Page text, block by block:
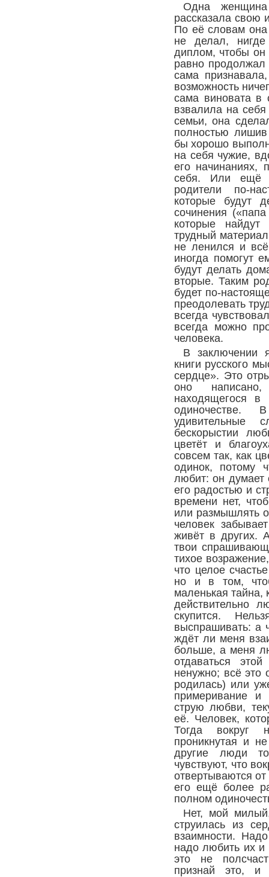
Одна
рассказала свою
По её словам она
не делал,
диплом, чтобы он
равно
сама
возможность
сама виновата в
взвалила на
семьи, она
полностью
бы хорошо
на себя чужие,
его начинаниях,
себя. Или ещё
родители по-
которые будут
сочинения
которые
трудный
не ленился и
иногда помогут
будут делать
вторые. Таким
будет по-
преодолевать
всегда
всегда можно
человека.
В заключении
книги русского
сердце». Это
оно
находящегося
одиночестве.
удивительные
бескорыстии
цветёт и
совсем так, как
одинок, потому
любит: он думает
его радостью и
времени нет,
или размышлять
человек
живёт в других.
твои
тихое
что целое
но и в том,
маленькая тайна,
действительно
скупится.
выспрашивать: а
ждёт ли меня
больше, а меня
отдаваться
ненужно; всё это
родилась) или
примеривание и
струю любви,
её. Человек,
Тогда вокруг
проникнутая и
другие люди
чувствуют, что
отвертываются
его ещё более
полном
Нет, мой
струилась из
взаимности.
надо любить их и
это не
признай это, и